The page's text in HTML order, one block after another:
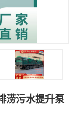
涝污水提升泵
水处理泵房
滤装置